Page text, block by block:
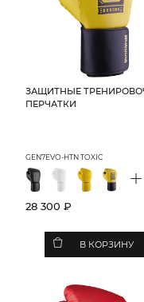
ЗАЩИТНЫЕ
ПЕРЧАТКИ
GEN7EVO-HTN TOXIC
+
28 300 ₽
В КОРЗИНУ